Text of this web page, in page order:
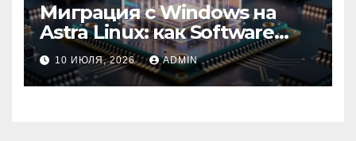
Миграция с Windows на
Astra Linux: как Software
Group успешно перешла на
отечественную ОС
10 ИЮЛЯ, 2026 ADMIN